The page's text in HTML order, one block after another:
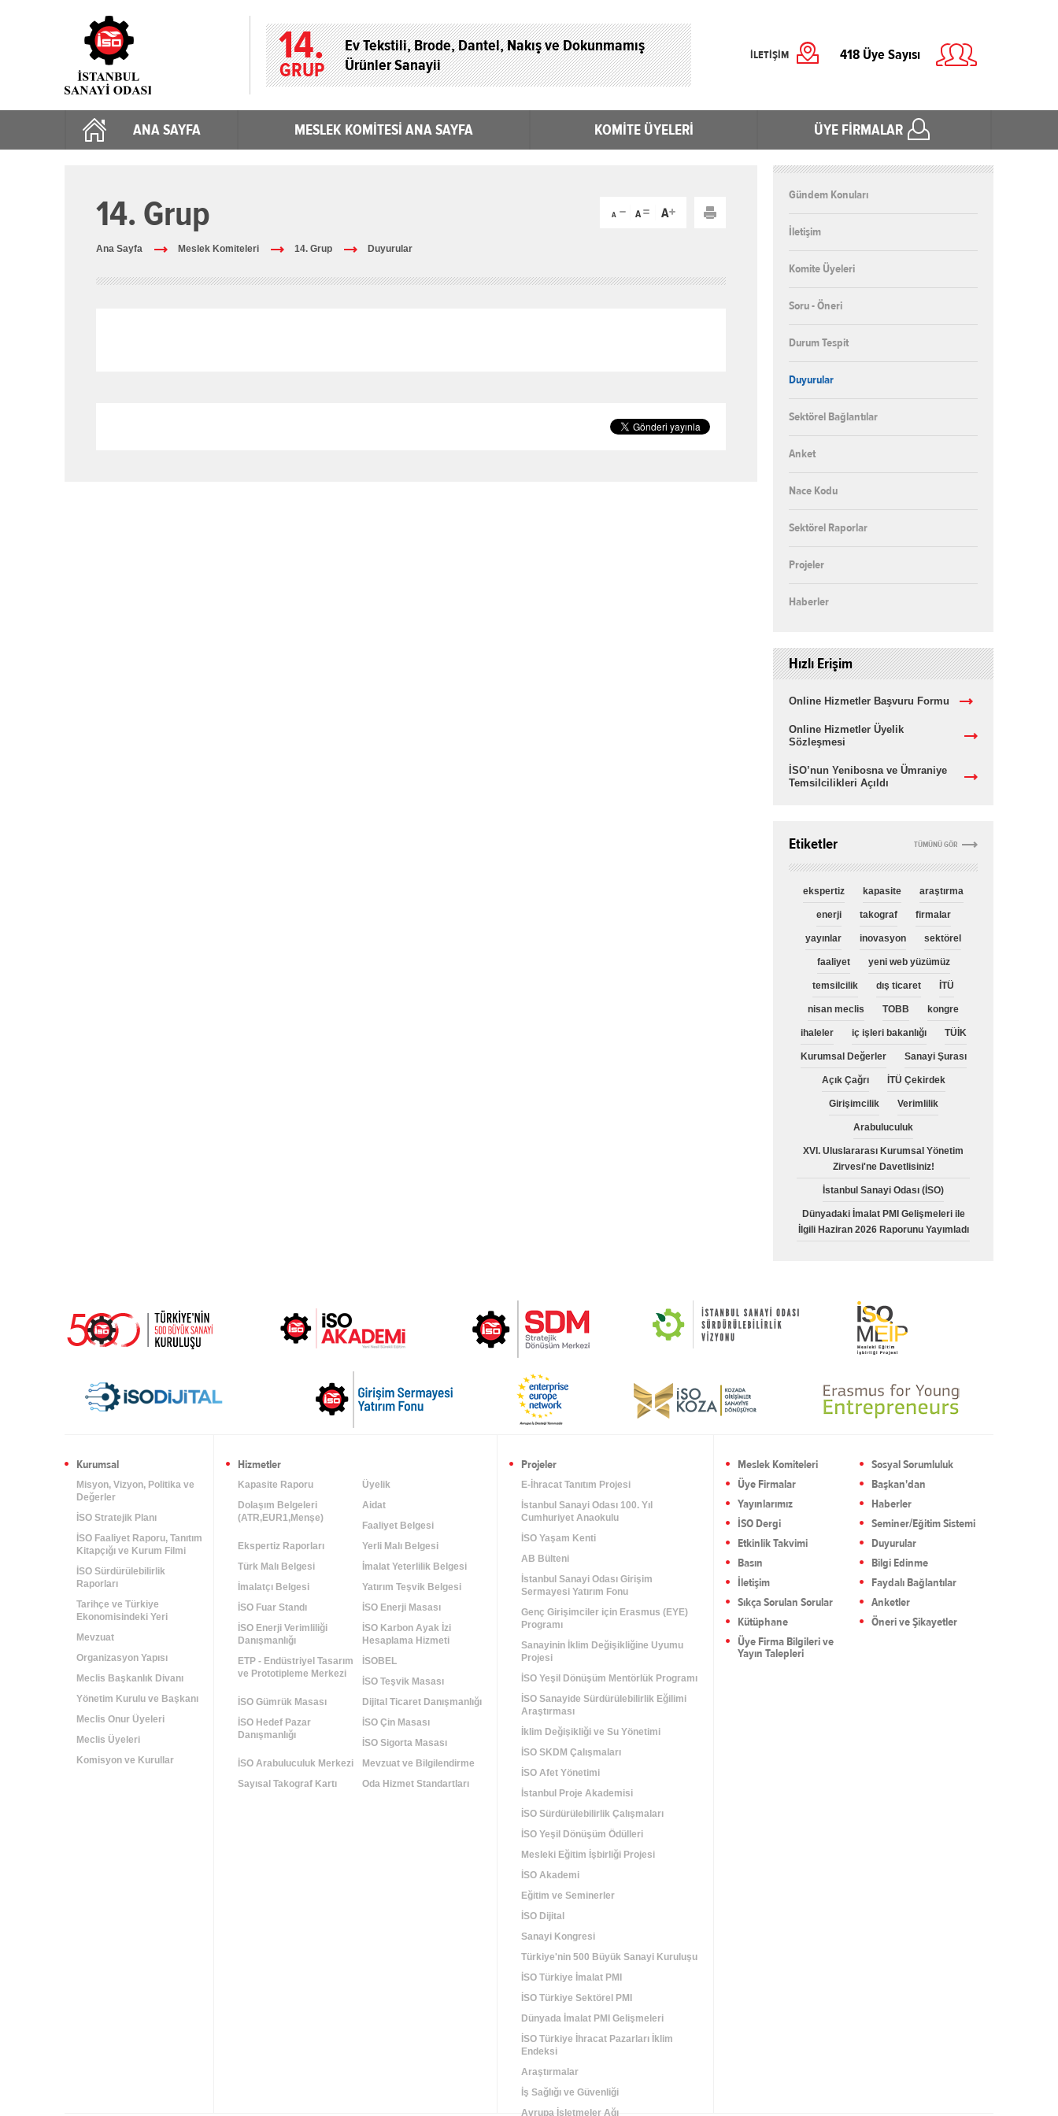
14.
GRUP
Ev Tekstili, Brode, Dantel, Nakış ve Dokunmamış
Ürünler Sanayii
418 Üye Sayısı
ANA SAYFA MESLEK KOMİTESİ ANA SAYFA KOMİTE ÜYELERİ ÜYE FİRMALAR
İLETİŞİM
14. Grup
Ana Sayfa Meslek Komiteleri 14. Grup Duyurular
Gündem Konuları
İletişim
Komite Üyeleri
Soru - Öneri
Durum Tespit
Duyurular
Sektörel Bağlantılar
Anket
Nace Kodu
Sektörel Raporlar
Projeler
Haberler
Hızlı Erişim
Online Hizmetler Başvuru Formu
Online Hizmetler Üyelik
Sözleşmesi
İSO’nun Yenibosna ve Ümraniye
Temsilcilikleri Açıldı
TÜMÜNÜ GÖR
Etiketler
ekspertiz kapasite araştırma
enerji takograf firmalar
yayınlar inovasyon sektörel
faaliyet yeni web yüzümüz
temsilcilik dış ticaret İTÜ
nisan meclis TOBB kongre
ihaleler iç işleri bakanlığı TÜİK
Kurumsal Değerler Sanayi Şurası
Açık Çağrı İTÜ Çekirdek
Girişimcilik Verimlilik
Arabuluculuk
XVI. Uluslararası Kurumsal Yönetim
Zirvesi'ne Davetlisiniz!
İstanbul Sanayi Odası (İSO)
Dünyadaki İmalat PMI Gelişmeleri ile
İlgili Haziran 2026 Raporunu Yayımladı
Kurumsal
Misyon, Vizyon, Politika ve
Değerler
İSO Stratejik Planı
İSO Faaliyet Raporu, Tanıtım
Kitapçığı ve Kurum Filmi
İSO Sürdürülebilirlik
Raporları
Tarihçe ve Türkiye
Ekonomisindeki Yeri
Mevzuat
Organizasyon Yapısı
Meclis Başkanlık Divanı
Yönetim Kurulu ve Başkanı
Meclis Onur Üyeleri
Meclis Üyeleri
Komisyon ve Kurullar
Hizmetler
Kapasite Raporu
Üyelik
Dolaşım Belgeleri
(ATR,EUR1,Menşe)
Aidat
Faaliyet Belgesi
Ekspertiz Raporları
Yerli Malı Belgesi
Türk Malı Belgesi
İmalat Yeterlilik Belgesi
İmalatçı Belgesi
Yatırım Teşvik Belgesi
İSO Fuar Standı
İSO Enerji Masası
İSO Enerji Verimliliği
Danışmanlığı
İSO Karbon Ayak İzi
Hesaplama Hizmeti
ETP - Endüstriyel Tasarım
ve Prototipleme Merkezi
İSOBEL
İSO Teşvik Masası
İSO Gümrük Masası
Dijital Ticaret Danışmanlığı
İSO Hedef Pazar
Danışmanlığı
İSO Çin Masası
İSO Sigorta Masası
İSO Arabuluculuk Merkezi
Mevzuat ve Bilgilendirme
Sayısal Takograf Kartı
Oda Hizmet Standartları
Projeler
E-İhracat Tanıtım Projesi
İstanbul Sanayi Odası 100. Yıl
Cumhuriyet Anaokulu
İSO Yaşam Kenti
AB Bülteni
İstanbul Sanayi Odası Girişim
Sermayesi Yatırım Fonu
Genç Girişimciler için Erasmus (EYE)
Programı
Sanayinin İklim Değişikliğine Uyumu
Projesi
İSO Yeşil Dönüşüm Mentörlük Programı
İSO Sanayide Sürdürülebilirlik Eğilimi
Araştırması
İklim Değişikliği ve Su Yönetimi
İSO SKDM Çalışmaları
İSO Afet Yönetimi
İstanbul Proje Akademisi
İSO Sürdürülebilirlik Çalışmaları
İSO Yeşil Dönüşüm Ödülleri
Mesleki Eğitim İşbirliği Projesi
İSO Akademi
Eğitim ve Seminerler
İSO Dijital
Sanayi Kongresi
Türkiye'nin 500 Büyük Sanayi Kuruluşu
İSO Türkiye İmalat PMI
İSO Türkiye Sektörel PMI
Dünyada İmalat PMI Gelişmeleri
İSO Türkiye İhracat Pazarları İklim
Endeksi
Araştırmalar
İş Sağlığı ve Güvenliği
Avrupa İşletmeler Ağı
Meslek Komiteleri
Sosyal Sorumluluk
Üye Firmalar
Başkan'dan
Yayınlarımız
Haberler
İSO Dergi
Seminer/Eğitim Sistemi
Etkinlik Takvimi
Duyurular
Basın
Bilgi Edinme
İletişim
Faydalı Bağlantılar
Sıkça Sorulan Sorular
Anketler
Kütüphane
Öneri ve Şikayetler
Üye Firma Bilgileri ve
Yayın Talepleri